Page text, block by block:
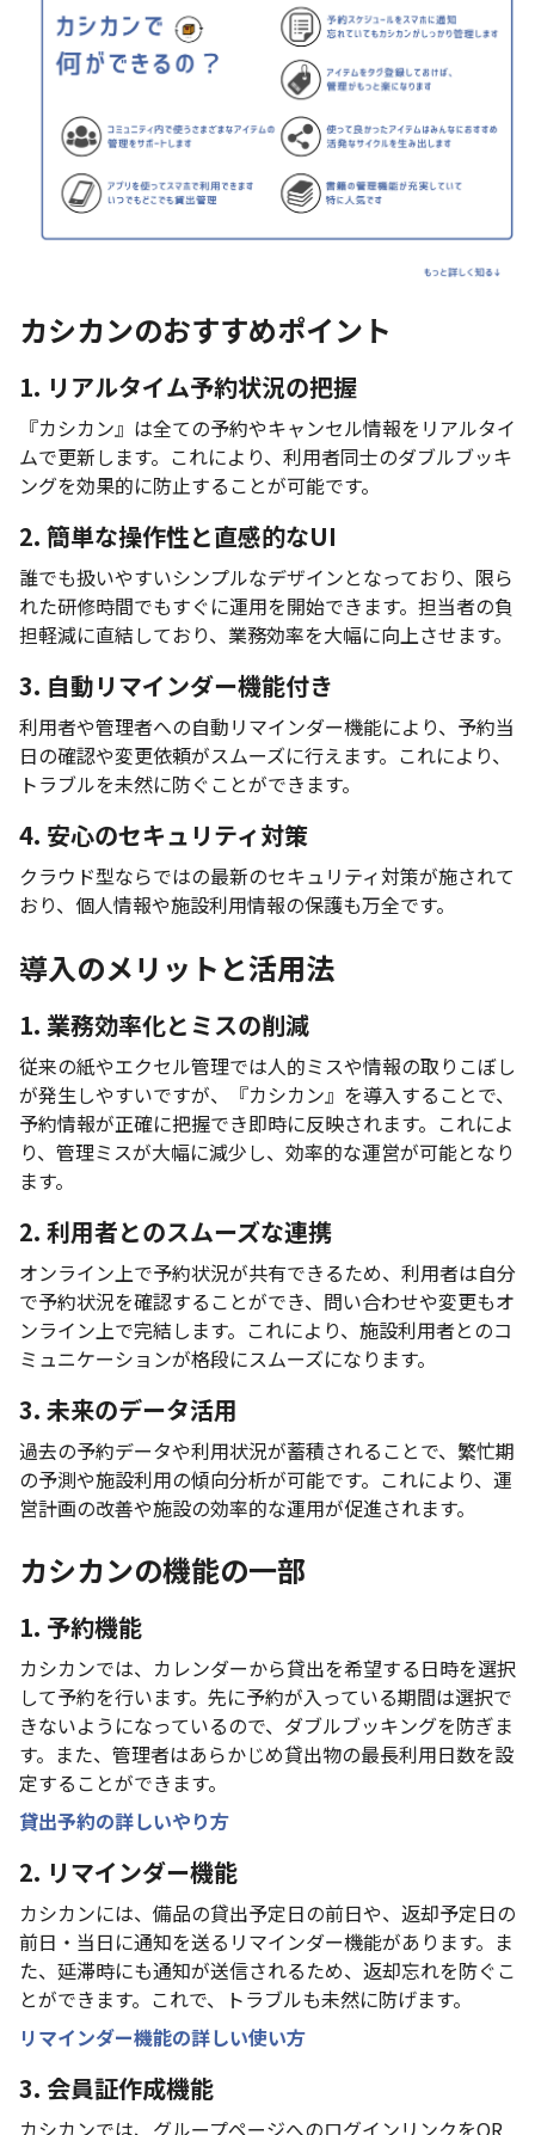
カシカンのおすすめポイント
1. リアルタイム予約状況の把握
『カシカン』は全ての予約やキャンセル情報をリアルタイ
ムで更新します。これにより、利用者同士のダブルブッキ
ングを効果的に防止することが可能です。
2. 簡単な操作性と直感的なUI
誰でも扱いやすいシンプルなデザインとなっており、限ら
れた研修時間でもすぐに運用を開始できます。担当者の負
担軽減に直結しており、業務効率を大幅に向上させます。
3. 自動リマインダー機能付き
利用者や管理者への自動リマインダー機能により、予約当
日の確認や変更依頼がスムーズに行えます。これにより、
トラブルを未然に防ぐことができます。
4. 安心のセキュリティ対策
クラウド型ならではの最新のセキュリティ対策が施されて
おり、個人情報や施設利用情報の保護も万全です。
導入のメリットと活用法
1. 業務効率化とミスの削減
従来の紙やエクセル管理では人的ミスや情報の取りこぼし
が発生しやすいですが、『カシカン』を導入することで、
予約情報が正確に把握でき即時に反映されます。これによ
り、管理ミスが大幅に減少し、効率的な運営が可能となり
ます。
2. 利用者とのスムーズな連携
オンライン上で予約状況が共有できるため、利用者は自分
で予約状況を確認することができ、問い合わせや変更もオ
ンライン上で完結します。これにより、施設利用者とのコ
ミュニケーションが格段にスムーズになります。
3. 未来のデータ活用
過去の予約データや利用状況が蓄積されることで、繁忙期
の予測や施設利用の傾向分析が可能です。これにより、運
営計画の改善や施設の効率的な運用が促進されます。
カシカンの機能の一部
1. 予約機能
カシカンでは、カレンダーから貸出を希望する日時を選択
して予約を行います。先に予約が入っている期間は選択で
きないようになっているので、ダブルブッキングを防ぎま
す。また、管理者はあらかじめ貸出物の最長利用日数を設
定することができます。
貸出予約の詳しいやり方
2. リマインダー機能
カシカンには、備品の貸出予定日の前日や、返却予定日の
前日・当日に通知を送るリマインダー機能があります。ま
た、延滞時にも通知が送信されるため、返却忘れを防ぐこ
とができます。これで、トラブルも未然に防げます。
リマインダー機能の詳しい使い方
3. 会員証作成機能
カシカンでは、グループページへのログインリンクをQR